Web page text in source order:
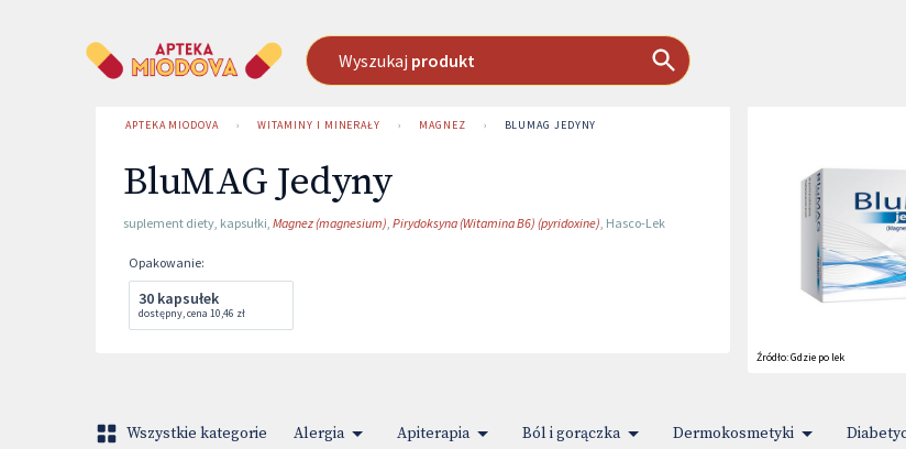
Wyszukaj produkt
APTEKA MIODOVA › WITAMINY I MINERAŁY › MAGNEZ › BLUMAG JEDYNY
BluMAG Jedyny
suplement diety, kapsułki, Magnez (magnesium), Pirydoksyna (Witamina B6) (pyridoxine), Hasco-Lek
Opakowanie:
30 kapsułek
dostępny,cena 10,46 zł
Źródło:Gdzie po lek
Wszystkie kategorie Alergia Apiterapia Ból i gorączka Dermokosmetyki